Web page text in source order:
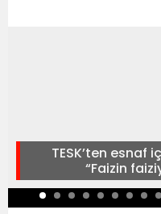
TESK’ten esnaf
“Faizin